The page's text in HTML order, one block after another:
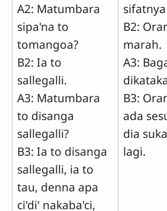
A2: Matumbara
sipa'na to
tomangoa?
B2: Ia to
sallegalli.
A3: Matumbara
to disanga
sallegalli?
B3: Ia to disanga
sallegalli, ia to
tau, denna apa
ci'di' nakaba'ci,
B2:
marah.
A3:
B3:
ada
dia
lagi.